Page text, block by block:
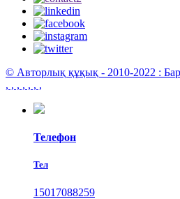
© Авторлық құқық - 2010-2022 :
, , , , , , ,
Телефон
Тел
15017088259